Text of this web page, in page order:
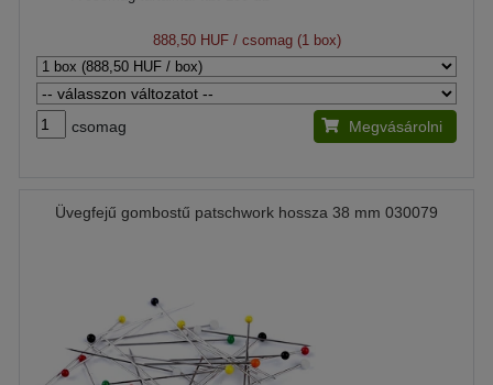
888,50 HUF/ csomag (1 box)
csomag Megvásárolni
Üvegfejű gombostű patschwork hossza 38 mm 030079